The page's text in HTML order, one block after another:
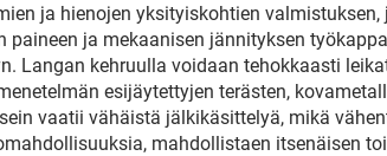
ja hienojen yksityiskohtien
ja mekaanisen jännityksen
Langan kehruulla voidaan tehokkaasti
esijäytettyjen terästen,
vaatii vähäistä jälkikäsittelyä, mikä
mahdollistaen itsenäisen